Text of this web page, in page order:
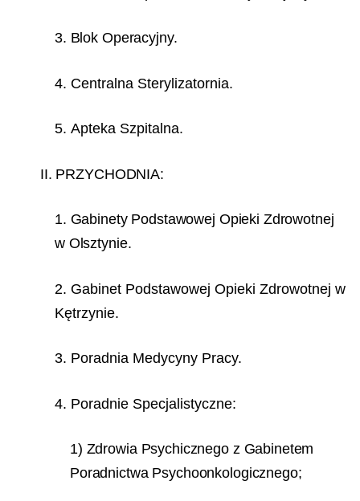
3. Blok Operacyjny.
4. Centralna Sterylizatornia.
5. Apteka Szpitalna.
II. PRZYCHODNIA:
1. Gabinety Podstawowej Opieki Zdrowotnej
w Olsztynie.
2. Gabinet Podstawowej Opieki Zdrowotnej w
Kętrzynie.
3. Poradnia Medycyny Pracy.
4. Poradnie Specjalistyczne:
1) Zdrowia Psychicznego z Gabinetem
Poradnictwa Psychoonkologicznego;